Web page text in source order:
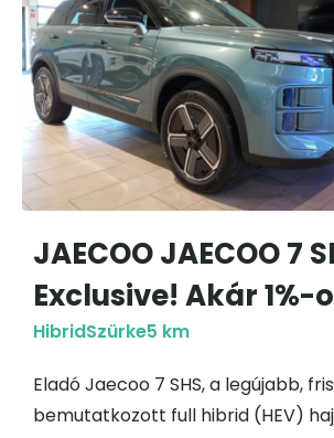
JAECOO JAECOO 7
Exclusive! Akár 1%-
HibridSzürke5 km
Eladó Jaecoo 7 SHS, a legújabb,
bemutatkozott full hibrid (HEV)